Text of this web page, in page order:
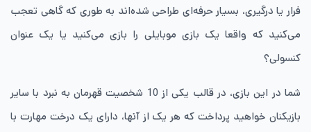
فرار یا درگیری، بسیار حرفه‌ای طراحی شده‌اند به طوری که گاهی تعجب
می‌کنید که واقعا یک بازی موبایلی را بازی می‌کنید یا یک عنوان
کنسولی؟
شما در این بازی، در قالب یکی از 10 شخصیت قهرمان به نبرد با سایر
بازیکنان خواهید پرداخت که هر یک از آنها، دارای یک درخت مهارت با